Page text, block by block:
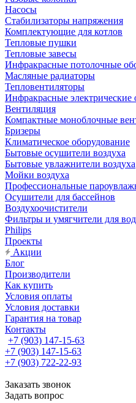
Насосы
Стабилизаторы напряжения
Комплектующие для котлов
Тепловые пушки
Тепловые завесы
Инфракрасные потолочные
Масляные радиаторы
Тепловентиляторы
Инфракрасные электрические
Вентиляция
Компактные моноблочные
Бризеры
Климатическое оборудование
Бытовые осушители воздуха
Бытовые увлажнители воздуха
Мойки воздуха
Профессиональные
Осушители для бассейнов
Воздухоочистители
Фильтры и умягчители для
Philips
Проекты
Акции
Блог
Производители
Как купить
Условия оплаты
Условия доставки
Гарантия на товар
Контакты
+7 (903) 147-15-63
+7 (903) 147-15-63
+7 (903) 722-22-93
Заказать звонок
Задать вопрос